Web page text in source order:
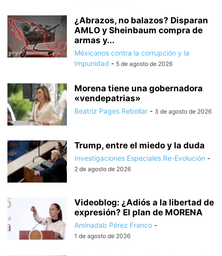
¿Abrazos, no balazos? Disparan
AMLO y Sheinbaum compra de
armas y...
Méxicanos contra la corrupción y la
Impunidad - 5 de agosto de 2026
Morena tiene una gobernadora
«vendepatrias»
Beatriz Pages Rebollar - 3 de agosto de 2026
Trump, entre el miedo y la duda
Investigaciones Especiales Re-Evolución -
2 de agosto de 2026
Videoblog: ¿Adiós a la libertad de
expresión? El plan de MORENA
Aminadab Pérez Franco -
1 de agosto de 2026